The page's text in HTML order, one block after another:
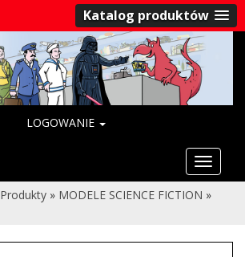
Katalog produktów
LOGOWANIE
Produkty » MODELE SCIENCE FICTION »